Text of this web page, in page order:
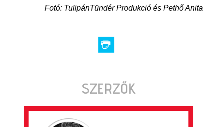
Fotó: TulipánTündér Produkció és Pethő Anita
SZERZŐK